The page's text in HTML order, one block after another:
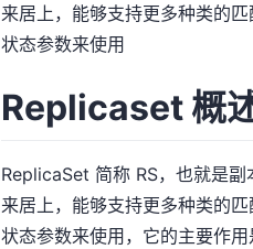
来居上，能够支持更多种类的
状态参数来使用
Replicaset 概
ReplicaSet 简称 RS，也就是
来居上，能够支持更多种类的
状态参数来使用，它的主要作